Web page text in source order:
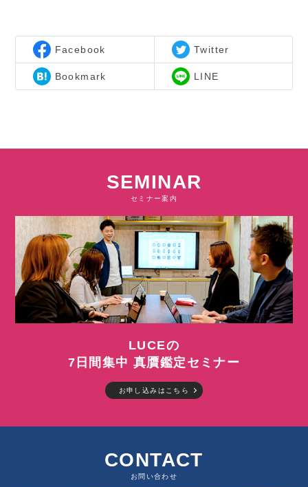
Facebook Twitter
Bookmark LINE
SEMINAR
セミナー案内
LUCEの
7日間集中 真贋鑑定セミナー
お申し込みはこちら
CONTACT
お問い合わせ